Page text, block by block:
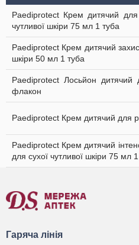
Paediprotect Крем дитячий
чутливої шкіри 75 мл 1 туба
Paediprotect Крем дитячий
шкіри 50 мл 1 туба
Paediprotect Лосьйон
флакон
Paediprotect Крем дитячий для
Paediprotect Крем дитячий
для сухої чутливої шкіри 75 мл
Гаряча лінія